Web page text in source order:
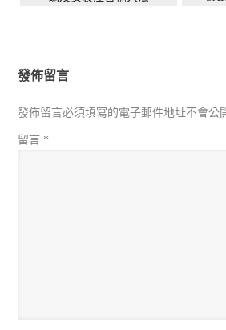
發佈留言
發佈留言必須填寫的電子郵件地址不會公
留言 *